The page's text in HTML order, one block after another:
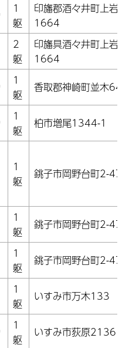
1
躯
印旛郡酒々井町上岩橋
1664
2
躯
印旛具酒々井町上岩橋
1664
1
躯
香取郡神崎町並木642
1
躯
柏市増尾1344-1
1
躯
銚子市岡野台町2-473
1
躯
銚子市岡野台町2-473
1
躯
銚子市岡野台町2-473
1
躯
いすみ市万木133
1
躯
いすみ市荻原2136